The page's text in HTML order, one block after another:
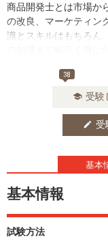
商品開発士とは市場か
の改良、マーケティン
識とスキルはもちろん
の知識まで幅広く身に
開発士(中級)、商品開
38
school 受験
edit 受
基本
基本情報
試験方法